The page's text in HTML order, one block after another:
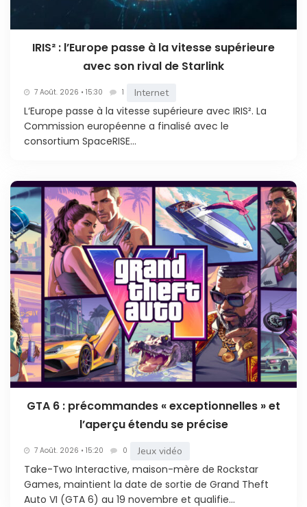
IRIS² : l’Europe passe à la vitesse supérieure
avec son rival de Starlink
7 Août. 2026 • 15:30 1 Internet
L‘Europe passe à la vitesse supérieure avec IRIS². La
Commission européenne a finalisé avec le
consortium SpaceRISE...
GTA 6 : précommandes « exceptionnelles » et
l’aperçu étendu se précise
7 Août. 2026 • 15:20 0 Jeux vidéo
Take-Two Interactive, maison-mère de Rockstar
Games, maintient la date de sortie de Grand Theft
Auto VI (GTA 6) au 19 novembre et qualifie...